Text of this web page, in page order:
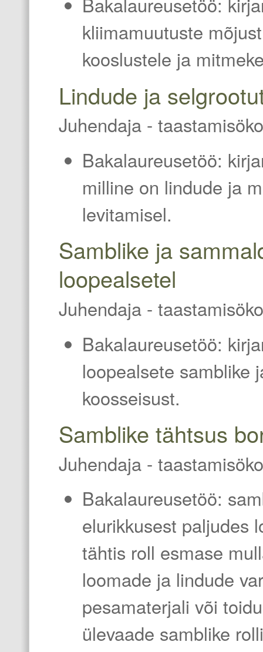
kliimamuutuste
kooslustele ja
Lindude ja
Juhendaja -
Bakalaureusetöö:
milline on lindude ja
levitamisel.
Samblike ja
loopealsetel
Juhendaja -
Bakalaureusetöö:
loopealsete samblike
koosseisust.
Samblike tähtsus
Juhendaja -
Bakalaureusetöö:
elurikkusest paljudes
tähtis roll esmase
loomade ja lindude
pesamaterjali või
ülevaade samblike